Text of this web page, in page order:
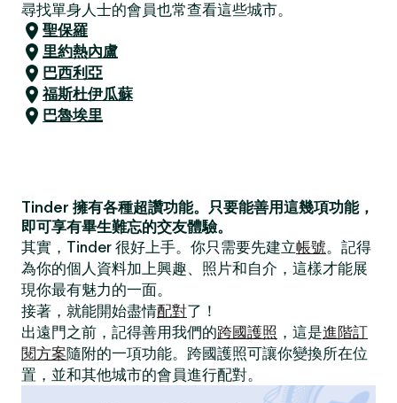
尋找單身人士的會員也常查看這些城市。
聖保羅
里約熱內盧
巴西利亞
福斯杜伊瓜蘇
巴魯埃里
Tinder 擁有各種超讚功能。只要能善用這幾項功能，
即可享有畢生難忘的交友體驗。
其實，Tinder 很好上手。你只需要先建立帳號。記得
為你的個人資料加上興趣、照片和自介，這樣才能展
現你最有魅力的一面。
接著，就能開始盡情配對了！
出遠門之前，記得善用我們的跨國護照 ，這是進階訂
閱方案隨附的一項功能。跨國護照可讓你變換所在位
置，並和其他城市的會員進行配對。